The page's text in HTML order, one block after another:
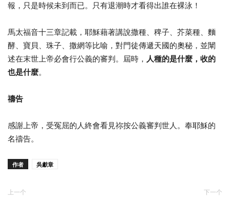
報，只是時候未到而已。只有退潮時才看得出誰在裸泳！
馬太福音十三章記載，耶穌藉著講說撒種、稗子、芥菜種、麵
酵、寶貝、珠子、撒網等比喻，對門徒傳遞天國的奧秘，並闡
述在末世上帝必會行公義的審判。屆時， 人種的是什麼，收的
也是什麼。
禱告
感謝上帝，受冤屈的人終會看見祢按公義審判世人。奉耶穌的
名禱告。
作者 吳獻章
上一个 下一个